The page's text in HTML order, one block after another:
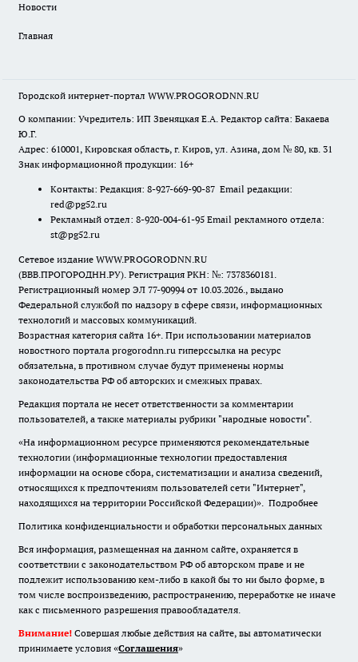
Новости
Главная
Городской интернет-портал WWW.PROGORODNN.RU
О компании: Учредитель: ИП Звеняцкая Е.А. Редактор сайта: Бакаева
Ю.Г.
Адрес: 610001, Кировская область, г. Киров, ул. Азина, дом № 80, кв. 31
Знак информационной продукции: 16+
Контакты: Редакция: 8-927-669-90-87 Email редакции:
red@pg52.ru
Рекламный отдел: 8-920-004-61-95 Email рекламного отдела:
st@pg52.ru
Сетевое издание WWW.PROGORODNN.RU
(ВВВ.ПРОГОРОДНН.РУ). Регистрация РКН: №: 7378360181.
Регистрационный номер ЭЛ 77-90994 от 10.03.2026., выдано
Федеральной службой по надзору в сфере связи, информационных
технологий и массовых коммуникаций.
Возрастная категория сайта 16+. При использовании материалов
новостного портала progorodnn.ru гиперссылка на ресурс
обязательна, в противном случае будут применены нормы
законодательства РФ об авторских и смежных правах.
Редакция портала не несет ответственности за комментарии
пользователей, а также материалы рубрики "народные новости".
«На информационном ресурсе применяются рекомендательные
технологии (информационные технологии предоставления
информации на основе сбора, систематизации и анализа сведений,
относящихся к предпочтениям пользователей сети "Интернет",
находящихся на территории Российской Федерации)». Подробнее
Политика конфиденциальности и обработки персональных данных
Вся информация, размещенная на данном сайте, охраняется в
соответствии с законодательством РФ об авторском праве и не
подлежит использованию кем-либо в какой бы то ни было форме, в
том числе воспроизведению, распространению, переработке не иначе
как с письменного разрешения правообладателя.
Внимание! Совершая любые действия на сайте, вы автоматически
принимаете условия «Cоглашения»